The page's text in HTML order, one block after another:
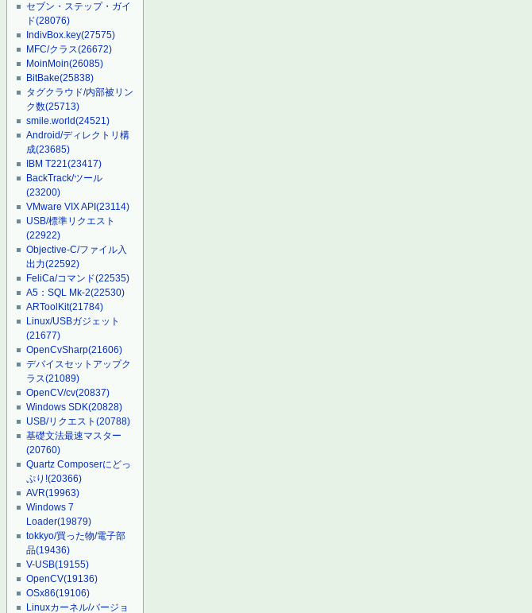
セブン・ステップ・ガイ
ド(28076)
IndivBox.key(27575)
MFC/クラス(26672)
MoinMoin(26085)
BitBake(25838)
タグクラウド/内部被リン
ク数(25713)
smile.world(24521)
Android/ディレクトリ構
成(23685)
IBM T221(23417)
BackTrack/ツール
(23200)
VMware VIX API(23114)
USB/標準リクエスト
(22922)
Objective-C/ファイル入
出力(22592)
FeliCa/コマンド(22535)
A5：SQL Mk-2(22530)
ARToolKit(21784)
Linux/USBガジェット
(21677)
OpenCvSharp(21606)
デバイスセットアップク
ラス(21089)
OpenCV/cv(20837)
Windows SDK(20828)
USB/リクエスト(20788)
基礎文法最速マスター
(20760)
Quartz Composerにどっ
ぷり!(20366)
AVR(19963)
Windows 7
Loader(19879)
tokkyo/買った物/電子部
品(19436)
V-USB(19155)
OpenCV(19136)
OSx86(19106)
Linuxカーネル/バージョ